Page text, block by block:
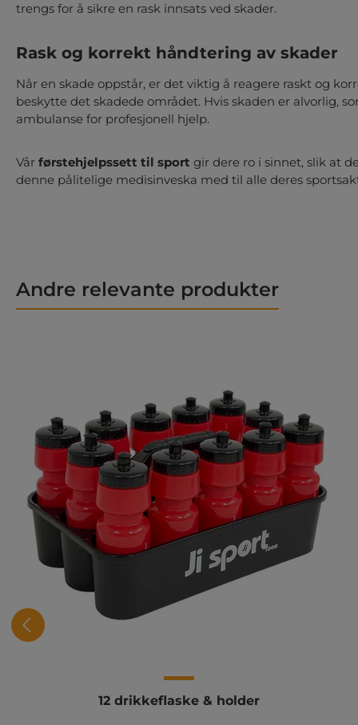
trengs for å sikre en rask innsats ved skader.
Rask og korrekt håndtering av skader
Når en skade oppstår, er det viktig å reagere raskt og
beskytte det skadede området. Hvis skaden er alvorlig,
ambulanse for profesjonell hjelp.
Vår førstehjelpssett til sport gir dere ro i sinnet, slik at
denne pålitelige medisinveska med til alle deres
Andre relevante produkter
12 drikkeflaske & holder